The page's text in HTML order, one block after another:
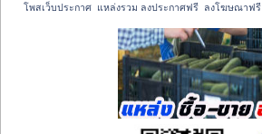
โพสเว็บประกาศ  แหล่งรวม ลงประกาศฟรี  ลงโฆษณาฟรี